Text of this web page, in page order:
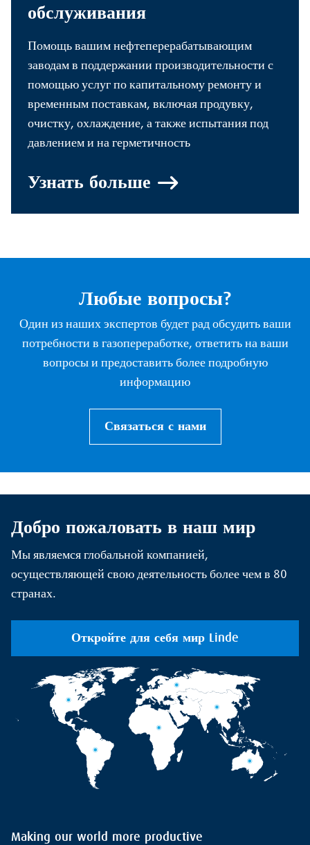
обслуживания
Помощь вашим нефтеперерабатывающим
заводам в поддержании производительности с
помощью услуг по капитальному ремонту и
временным поставкам, включая продувку,
очистку, охлаждение, а также испытания под
давлением и на герметичность
Узнать больше
Любые вопросы?
Один из наших экспертов будет рад обсудить ваши
потребности в газопереработке, ответить на ваши
вопросы и предоставить более подробную
информацию
Связаться с нами
Добро пожаловать в наш мир
Мы являемся глобальной компанией,
осуществляющей свою деятельность более чем в 80
странах.
Откройте для себя мир Linde
Making our world more productive